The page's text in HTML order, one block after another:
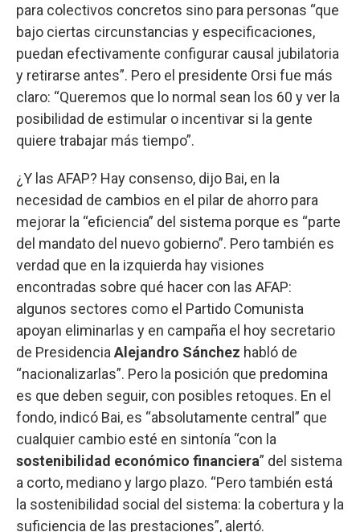
para colectivos concretos sino para personas “que
bajo ciertas circunstancias y especificaciones,
puedan efectivamente configurar causal jubilatoria
y retirarse antes”. Pero el presidente Orsi fue más
claro: “Queremos que lo normal sean los 60 y ver la
posibilidad de estimular o incentivar si la gente
quiere trabajar más tiempo”.
¿Y las AFAP? Hay consenso, dijo Bai, en la
necesidad de cambios en el pilar de ahorro para
mejorar la “eficiencia” del sistema porque es “parte
del mandato del nuevo gobierno”. Pero también es
verdad que en la izquierda hay visiones
encontradas sobre qué hacer con las AFAP:
algunos sectores como el Partido Comunista
apoyan eliminarlas y en campaña el hoy secretario
de Presidencia Alejandro Sánchez habló de
“nacionalizarlas”. Pero la posición que predomina
es que deben seguir, con posibles retoques. En el
fondo, indicó Bai, es “absolutamente central” que
cualquier cambio esté en sintonía “con la
sostenibilidad económico financiera” del sistema
a corto, mediano y largo plazo. “Pero también está
la sostenibilidad social del sistema: la cobertura y la
suficiencia de las prestaciones”, alertó.